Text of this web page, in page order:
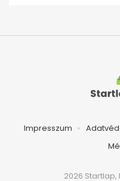
Impresszum
2026